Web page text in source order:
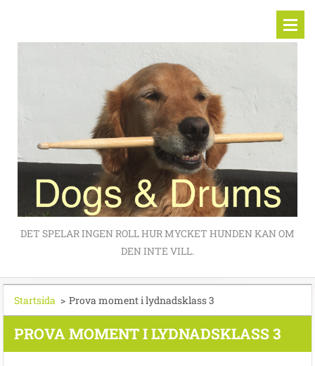
DET SPELAR INGEN ROLL HUR MYCKET HUNDEN KAN OM
DEN INTE VILL.
Startsida > Prova moment i lydnadsklass 3
PROVA MOMENT I LYDNADSKLASS 3